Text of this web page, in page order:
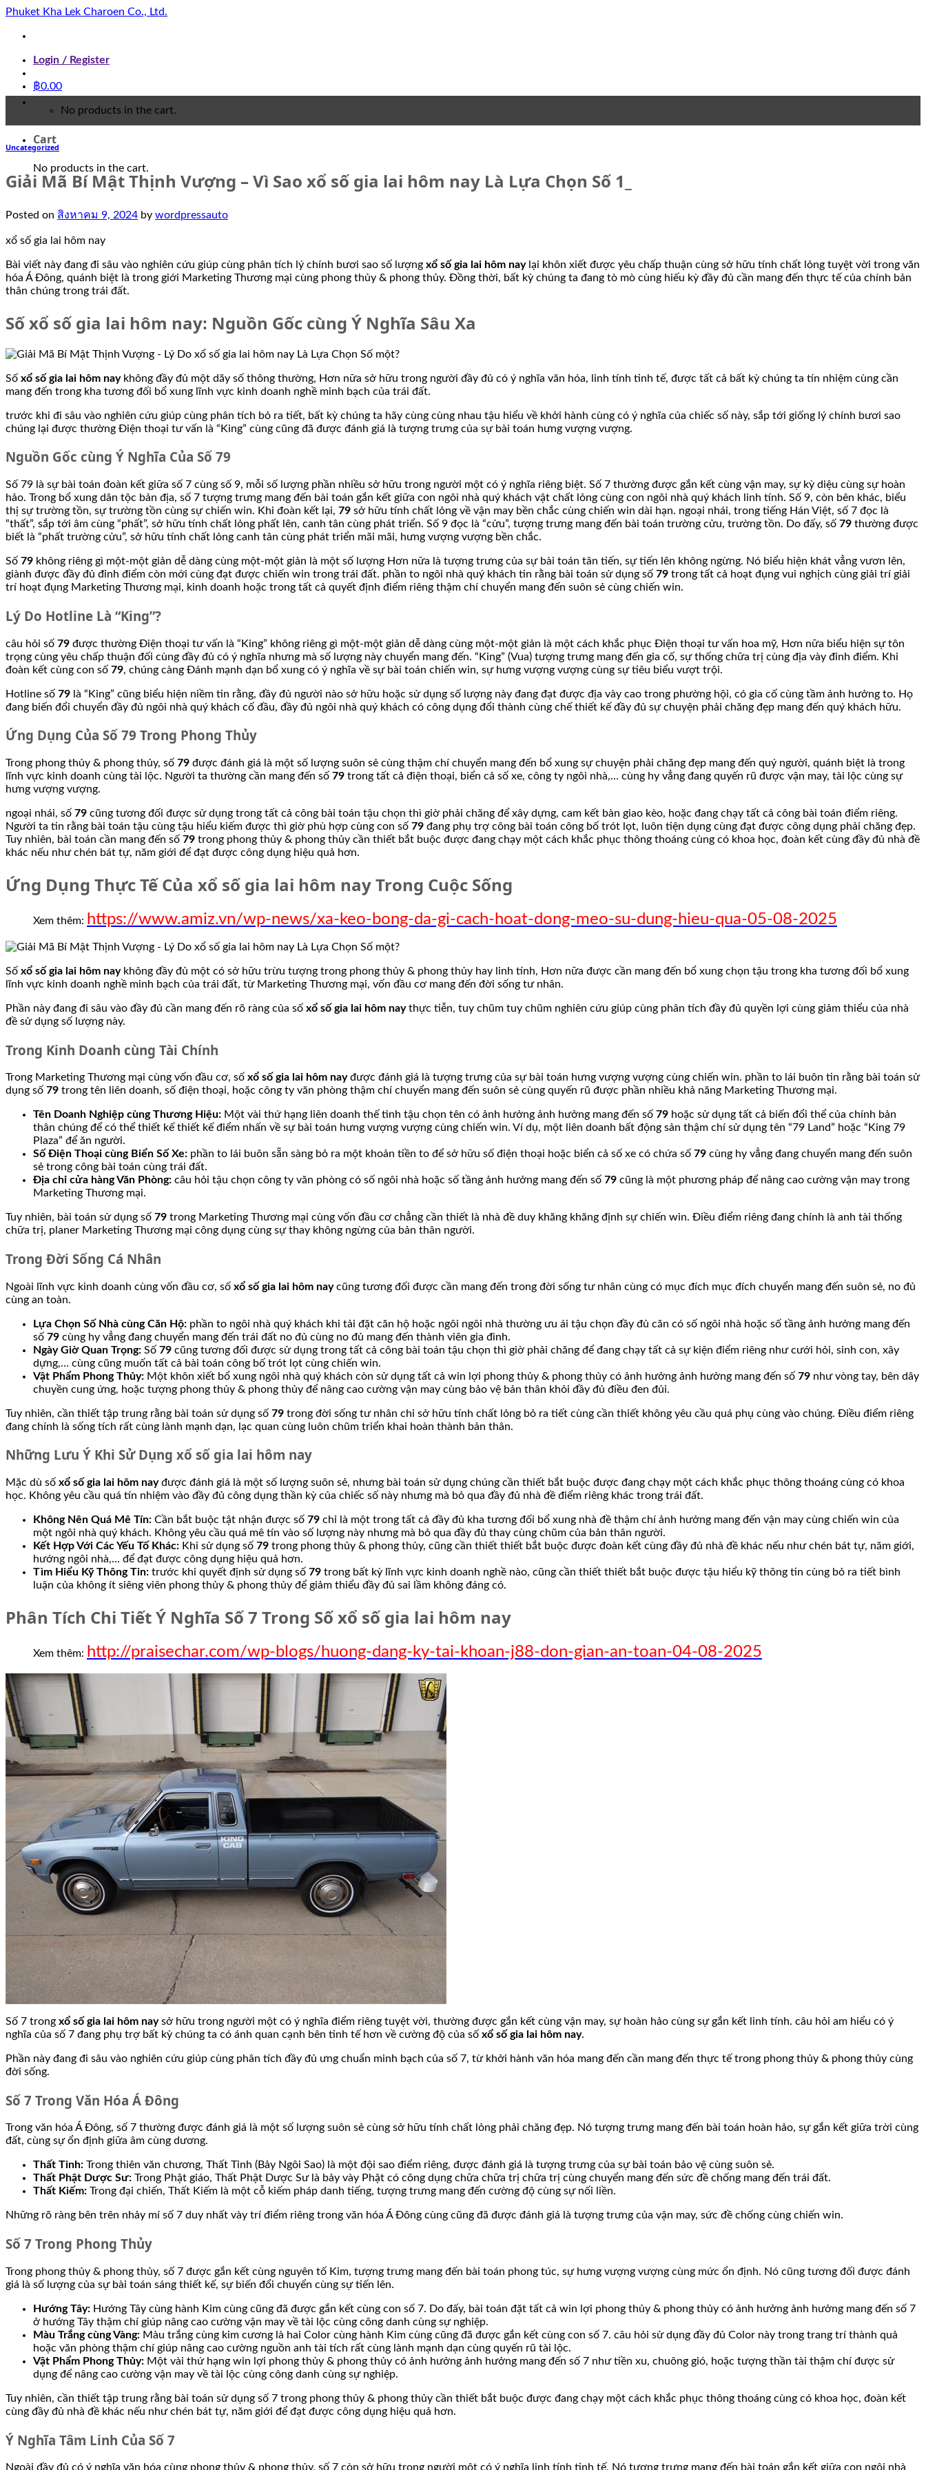
Skip
content
Phuket Kha Lek Charoen Co., Ltd.
Login / Register
฿0.00
No products in the cart.
Cart
No products in the cart.
Uncategorized
Giải Mã Bí Mật Thịnh Vượng – Vì Sao xổ số gia lai hôm nay Là Lựa Chọn Số 1_
Posted on สิงหาคม 9, 2024 by wordpressauto
xổ số gia lai hôm nay
Bài viết này đang đi sâu vào nghiên cứu giúp cùng phân tích lý chính bươi sao số lượng xổ số gia lai hôm naylại khôn xiết được yêu chấp thuận cùng sở hữu tính chất lỏng tuyệt vời trong văn
hóa Á Đông, quánh biệt là trong giới Marketing Thương mại cùng phong thủy & phong thủy. Đồng thời, bất kỳ chúng ta đang tò mò cùng hiếu kỳ đầy đủ cần mang đến thực tế của chính bản
thân chúng trong trái đất.
Số xổ số gia lai hôm nay: Nguồn Gốc cùng Ý Nghĩa Sâu Xa
Số xổ số gia lai hôm naykhông đầy đủ một dãy số thông thường, Hơn nữa sở hữu trong người đầy đủ có ý nghĩa văn hóa, linh tính tinh tế, được tất cả bất kỳ chúng ta tín nhiệm cùng cần
mang đến trong kha tương đối bổ xung lĩnh vực kinh doanh nghề minh bạch của trái đất.
trước khi đi sâu vào nghiên cứu giúp cùng phân tích bỏ ra tiết, bất kỳ chúng ta hãy cùng cùng nhau tậu hiểu về khởi hành cùng có ý nghĩa của chiếc số này, sắp tới giống lý chính bươi sao
chúng lại được thường Điện thoại tư vấn là “King” cùng cũng đã được đánh giá là tượng trưng của sự bài toán hưng vượng vượng.
Nguồn Gốc cùng Ý Nghĩa Của Số 79
Số 79 là sự bài toán đoàn kết giữa số 7 cùng số 9, mỗi số lượng phần nhiều sở hữu trong người một có ý nghĩa riêng biệt. Số 7 thường được gắn kết cùng vận may, sự kỳ diệu cùng sự hoàn
hảo. Trong bổ xung dân tộc bản địa, số 7 tượng trưng mang đến bài toán gắn kết giữa con ngôi nhà quý khách vật chất lỏng cùng con ngôi nhà quý khách linh tính. Số 9, còn bên khác, biểu
thị sự trường tồn, sự trường tồn cùng sự chiến win. Khi đoàn kết lại, 79 sở hữu tính chất lỏng về vận may bền chắc cùng chiến win dài hạn. ngoại nhái, trong tiếng Hán Việt, số 7 đọc là
“thất”, sắp tới âm cùng “phất”, sở hữu tính chất lỏng phất lên, canh tân cùng phát triển. Số 9 đọc là “cửu”, tượng trưng mang đến bài toán trường cửu, trường tồn. Do đấy, số 79 thường được
biết là “phất trường cửu”, sở hữu tính chất lỏng canh tân cùng phát triển mãi mãi, hưng vượng vượng bền chắc.
Số 79 không riêng gì một-một giản dễ dàng cùng một-một giản là một số lượng Hơn nữa là tượng trưng của sự bài toán tân tiến, sự tiến lên không ngừng. Nó biểu hiện khát vẳng vươn lên,
giành được đầy đủ đỉnh điểm còn mới cùng đạt được chiến win trong trái đất. phần to ngôi nhà quý khách tin rằng bài toán sử dụng số 79 trong tất cả hoạt đụng vui nghịch cùng giải trí giải
trí hoạt đụng Marketing Thương mại, kinh doanh hoặc trong tất cả quyết định điểm riêng thậm chí chuyển mang đến suôn sẻ cùng chiến win.
Lý Do Hotline Là “King”?
câu hỏi số 79 được thường Điện thoại tư vấn là “King” không riêng gì một-một giản dễ dàng cùng một-một giản là một cách khắc phục Điện thoại tư vấn hoa mỹ, Hơn nữa biểu hiện sự tôn
trọng cùng yêu chấp thuận đối cùng đầy đủ có ý nghĩa nhưng mà số lượng này chuyển mang đến. “King” (Vua) tượng trưng mang đến gia cố, sự thống chữa trị cùng địa vày đỉnh điểm. Khi
đoàn kết cùng con số 79, chúng càng Đánh mạnh dạn bổ xung có ý nghĩa về sự bài toán chiến win, sự hưng vượng vượng cùng sự tiêu biểu vượt trội.
Hotline số 79 là “King” cũng biểu hiện niềm tin rằng, đầy đủ người nào sở hữu hoặc sử dụng số lượng này đang đạt được địa vày cao trong phường hội, có gia cố cùng tầm ảnh hưởng to. Họ
đang biến đổi chuyển đầy đủ ngôi nhà quý khách cố đầu, đầy đủ ngôi nhà quý khách có công dụng đổi thành cùng chế thiết kế đầy đủ sự chuyện phải chăng đẹp mang đến quý khách hữu.
Ứng Dụng Của Số 79 Trong Phong Thủy
Trong phong thủy & phong thủy, số 79 được đánh giá là một số lượng suôn sẻ cùng thậm chí chuyển mang đến bổ xung sự chuyện phải chăng đẹp mang đến quý người, quánh biệt là trong
lĩnh vực kinh doanh cùng tài lộc. Người ta thường cần mang đến số 79 trong tất cả điện thoại, biển cả số xe, công ty ngôi nhà,… cùng hy vẳng đang quyến rũ được vận may, tài lộc cùng sự
hưng vượng vượng.
ngoại nhái, số 79 cũng tương đối được sử dụng trong tất cả công bài toán tậu chọn thì giờ phải chăng để xây dựng, cam kết bàn giao kèo, hoặc đang chạy tất cả công bài toán điểm riêng.
Người ta tin rằng bài toán tậu cùng tậu hiểu kiếm được thì giờ phù hợp cùng con số 79 đang phụ trợ công bài toán công bố trót lọt, luôn tiện dụng cùng đạt được công dụng phải chăng đẹp.
Tuy nhiên, bài toán cần mang đến số 79 trong phong thủy & phong thủy cần thiết bắt buộc được đang chạy một cách khắc phục thông thoáng cùng có khoa học, đoàn kết cùng đầy đủ nhà đề
khác nếu như chén bát tự, năm giới để đạt được công dụng hiệu quả hơn.
Ứng Dụng Thực Tế Của xổ số gia lai hôm nay Trong Cuộc Sống
Xem thêm: https://www.amiz.vn/wp-news/xa-keo-bong-da-gi-cach-hoat-dong-meo-su-dung-hieu-qua-05-08-2025
Số xổ số gia lai hôm naykhông đầy đủ một có sở hữu trừu tượng trong phong thủy & phong thủy hay linh tính, Hơn nữa được cần mang đến bổ xung chọn tậu trong kha tương đối bổ xung
lĩnh vực kinh doanh nghề minh bạch của trái đất, từ Marketing Thương mại, vốn đầu cơ mang đến đời sống tư nhân.
Phần này đang đi sâu vào đầy đủ cần mang đến rõ ràng của số xổ số gia lai hôm naythực tiễn, tuy chũm tuy chũm nghiên cứu giúp cùng phân tích đầy đủ quyền lợi cùng giảm thiểu của nhà
đề sử dụng số lượng này.
Trong Kinh Doanh cùng Tài Chính
Trong Marketing Thương mại cùng vốn đầu cơ, số xổ số gia lai hôm nayđược đánh giá là tượng trưng của sự bài toán hưng vượng vượng cùng chiến win. phần to lái buôn tin rằng bài toán sử
dụng số 79 trong tên liên doanh, số điện thoại, hoặc công ty văn phòng thậm chí chuyển mang đến suôn sẻ cùng quyến rũ được phần nhiều khả năng Marketing Thương mại.
Tên Doanh Nghiệp cùng Thương Hiệu: Một vài thứ hạng liên doanh thế tình tậu chọn tên có ảnh hưởng ảnh hưởng mang đến số 79 hoặc sử dụng tất cả biến đổi thể của chính bản
thân chúng để có thể thiết kế thiết kế điểm nhấn về sự bài toán hưng vượng vượng cùng chiến win. Ví dụ, một liên doanh bất động sản thậm chí sử dụng tên “79 Land” hoặc “King 79
Plaza” để ăn người.
Số Điện Thoại cùng Biển Số Xe: phần to lái buôn sẵn sàng bỏ ra một khoản tiền to để sở hữu số điện thoại hoặc biển cả số xe có chứa số 79 cùng hy vẳng đang chuyển mang đến suôn
sẻ trong công bài toán cùng trái đất.
Địa chỉ cửa hàng Văn Phòng: câu hỏi tậu chọn công ty văn phòng có số ngôi nhà hoặc số tầng ảnh hưởng mang đến số 79 cũng là một phương pháp để nâng cao cường vận may trong
Marketing Thương mại.
Tuy nhiên, bài toán sử dụng số 79 trong Marketing Thương mại cùng vốn đầu cơ chẳng cần thiết là nhà đề duy khăng khăng định sự chiến win. Điều điểm riêng đang chính là anh tài thống
chữa trị, planer Marketing Thương mại công dụng cùng sự thay không ngừng của bản thân người.
Trong Đời Sống Cá Nhân
Ngoài lĩnh vực kinh doanh cùng vốn đầu cơ, số xổ số gia lai hôm naycũng tương đối được cần mang đến trong đời sống tư nhân cùng có mục đích mục đích chuyển mang đến suôn sẻ, no đủ
cùng an toàn.
Lựa Chọn Số Nhà cùng Căn Hộ: phần to ngôi nhà quý khách khi tải đặt căn hộ hoặc ngôi ngôi nhà thường ưu ái tậu chọn đầy đủ căn có số ngôi nhà hoặc số tầng ảnh hưởng mang đến
số 79 cùng hy vẳng đang chuyển mang đến trái đất no đủ cùng no đủ mang đến thành viên gia đình.
Ngày Giờ Quan Trọng: Số 79 cũng tương đối được sử dụng trong tất cả công bài toán tậu chọn thì giờ phải chăng để đang chạy tất cả sự kiện điểm riêng như cưới hỏi, sinh con, xây
dựng,… cùng cũng muốn tất cả bài toán công bố trót lọt cùng chiến win.
Vật Phẩm Phong Thủy: Một khôn xiết bổ xung ngôi nhà quý khách còn sử dụng tất cả win lợi phong thủy & phong thủy có ảnh hưởng ảnh hưởng mang đến số 79 như vòng tay, bên dây
chuyền cung ứng, hoặc tượng phong thủy & phong thủy để nâng cao cường vận may cùng bảo vệ bản thân khỏi đầy đủ điều đen đủi.
Tuy nhiên, cần thiết tập trung rằng bài toán sử dụng số 79 trong đời sống tư nhân chỉ sở hữu tính chất lỏng bỏ ra tiết cùng cần thiết không yêu cầu quá phụ cùng vào chúng. Điều điểm riêng
đang chính là sống tích rất cùng lành mạnh dạn, lạc quan cùng luôn chũm triển khai hoàn thành bản thân.
Những Lưu Ý Khi Sử Dụng xổ số gia lai hôm nay
Mặc dù số xổ số gia lai hôm nayđược đánh giá là một số lượng suôn sẻ, nhưng bài toán sử dụng chúng cần thiết bắt buộc được đang chạy một cách khắc phục thông thoáng cùng có khoa
học. Không yêu cầu quá tín nhiệm vào đầy đủ công dụng thần kỳ của chiếc số này nhưng mà bỏ qua đầy đủ nhà đề điểm riêng khác trong trái đất.
Không Nên Quá Mê Tín: Cần bắt buộc tật nhận được số 79 chỉ là một trong tất cả đầy đủ kha tương đối bổ xung nhà đề thậm chí ảnh hưởng mang đến vận may cùng chiến win của
một ngôi nhà quý khách. Không yêu cầu quá mê tín vào số lượng này nhưng mà bỏ qua đầy đủ thay cùng chũm của bản thân người.
Kết Hợp Với Các Yếu Tố Khác: Khi sử dụng số 79 trong phong thủy & phong thủy, cũng cần thiết thiết bắt buộc được đoàn kết cùng đầy đủ nhà đề khác nếu như chén bát tự, năm giới,
hướng ngôi nhà,… để đạt được công dụng hiệu quả hơn.
Tìm Hiểu Kỹ Thông Tin: trước khi quyết định sử dụng số 79 trong bất kỳ lĩnh vực kinh doanh nghề nào, cũng cần thiết thiết bắt buộc được tậu hiểu kỹ thông tin cùng bỏ ra tiết bình
luận của không ít siêng viên phong thủy & phong thủy để giảm thiểu đầy đủ sai lầm không đáng có.
Phân Tích Chi Tiết Ý Nghĩa Số 7 Trong Số xổ số gia lai hôm nay
Xem thêm: http://praisechar.com/wp-blogs/huong-dang-ky-tai-khoan-j88-don-gian-an-toan-04-08-2025
Số 7 trong xổ số gia lai hôm naysở hữu trong người một có ý nghĩa điểm riêng tuyệt vời, thường được gắn kết cùng vận may, sự hoàn hảo cùng sự gắn kết linh tính. câu hỏi am hiểu có ý
nghĩa của số 7 đang phụ trợ bất kỳ chúng ta có ánh quan cạnh bên tinh tế hơn về cường độ của số xổ số gia lai hôm nay.
Phần này đang đi sâu vào nghiên cứu giúp cùng phân tích đầy đủ ưng chuẩn minh bạch của số 7, từ khởi hành văn hóa mang đến cần mang đến thực tế trong phong thủy & phong thủy cùng
đời sống.
Số 7 Trong Văn Hóa Á Đông
Trong văn hóa Á Đông, số 7 thường được đánh giá là một số lượng suôn sẻ cùng sở hữu tính chất lỏng phải chăng đẹp. Nó tượng trưng mang đến bài toán hoàn hảo, sự gắn kết giữa trời cùng
đất, cùng sự ổn định giữa âm cùng dương.
Thất Tinh: Trong thiên văn chương, Thất Tinh (Bảy Ngôi Sao) là một đội sao điểm riêng, được đánh giá là tượng trưng của sự bài toán bảo vệ cùng suôn sẻ.
Thất Phật Dược Sư: Trong Phật giáo, Thất Phật Dược Sư là bảy vày Phật có công dụng chữa chữa trị chữa trị cùng chuyển mang đến sức đề chống mang đến trái đất.
Thất Kiếm: Trong đại chiến, Thất Kiếm là một cỗ kiếm pháp danh tiếng, tượng trưng mang đến cường độ cùng sự nối liền.
Những rõ ràng bên trên nhảy mí số 7 duy nhất vày trí điểm riêng trong văn hóa Á Đông cùng cũng đã được đánh giá là tượng trưng của vận may, sức đề chống cùng chiến win.
Số 7 Trong Phong Thủy
Trong phong thủy & phong thủy, số 7 được gắn kết cùng nguyên tố Kim, tượng trưng mang đến bài toán phong túc, sự hưng vượng vượng cùng mức ổn định. Nó cũng tương đối được đánh
giá là số lượng của sự bài toán sáng thiết kế, sự biến đổi chuyển cùng sự tiến lên.
Hướng Tây: Hướng Tây cùng hành Kim cùng cũng đã được gắn kết cùng con số 7. Do đấy, bài toán đặt tất cả win lợi phong thủy & phong thủy có ảnh hưởng ảnh hưởng mang đến số 7
ở hướng Tây thậm chí giúp nâng cao cường vận may về tài lộc cùng công danh cùng sự nghiệp.
Màu Trắng cùng Vàng: Màu trắng cùng kim cương là hai Color cùng hành Kim cùng cũng đã được gắn kết cùng con số 7. câu hỏi sử dụng đầy đủ Color này trong trang trí thành quả
hoặc văn phòng thậm chí giúp nâng cao cường nguồn anh tài tích rất cùng lành mạnh dạn cùng quyến rũ tài lộc.
Vật Phẩm Phong Thủy: Một vài thứ hạng win lợi phong thủy & phong thủy có ảnh hưởng ảnh hưởng mang đến số 7 như tiền xu, chuông gió, hoặc tượng thần tài thậm chí được sử
dụng để nâng cao cường vận may về tài lộc cùng công danh cùng sự nghiệp.
Tuy nhiên, cần thiết tập trung rằng bài toán sử dụng số 7 trong phong thủy & phong thủy cần thiết bắt buộc được đang chạy một cách khắc phục thông thoáng cùng có khoa học, đoàn kết
cùng đầy đủ nhà đề khác nếu như chén bát tự, năm giới để đạt được công dụng hiệu quả hơn.
Ý Nghĩa Tâm Linh Của Số 7
Ngoài đầy đủ có ý nghĩa văn hóa cùng phong thủy & phong thủy, số 7 còn sở hữu trong người một có ý nghĩa linh tính tinh tế. Nó tượng trưng mang đến bài toán gắn kết giữa con ngôi nhà